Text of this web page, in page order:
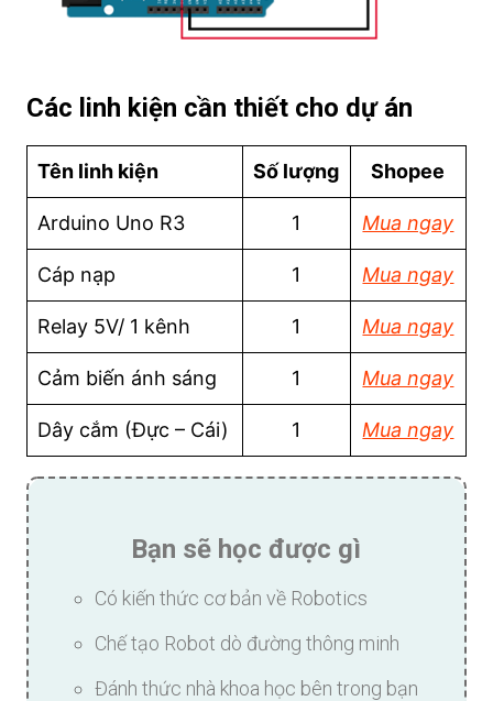
Các linh kiện cần thiết cho dự án
Tên linh kiện Số lượng Shopee
Arduino Uno R3 1 Mua ngay
Cáp nạp 1 Mua ngay
Relay 5V/ 1 kênh 1 Mua ngay
Cảm biến ánh sáng 1 Mua ngay
Dây cắm (Đực – Cái) 1 Mua ngay
Bạn sẽ học được gì
Có kiến thức cơ bản về Robotics
Chế tạo Robot dò đường thông minh
Đánh thức nhà khoa học bên trong bạn